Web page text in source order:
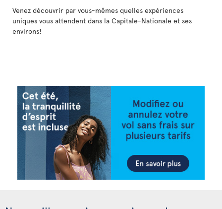
Venez découvrir par vous-mêmes quelles expériences
uniques vous attendent dans la Capitale-Nationale et ses
environs!